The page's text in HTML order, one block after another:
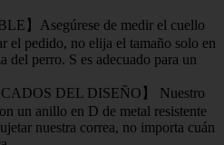
】Asegúrese de medir el cuello
el pedido, no elija el tamaño solo en
del perro. S es adecuado para un
DEL DISEÑO】 Nuestro
un anillo en D de metal resistente
nuestra correa, no importa cuán